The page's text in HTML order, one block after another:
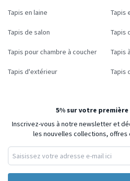
Tapis en laine Tapis
Tapis de salon Tapis
Tapis pour chambre à coucher Tapis
Tapis d'extérieur Tapis
5% sur votre première
Inscrivez-vous à notre newsletter et
les nouvelles collections, offres